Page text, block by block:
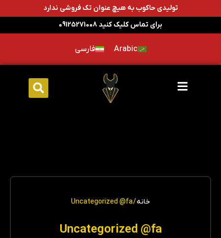
تولیدی حاکوب به هیچ عنوان تک فروشی ندارد
برای تماس کلیک کنید 09125271008
Arabic فارسی
خانه/ Uncategorized @fa
Uncategorized @fa